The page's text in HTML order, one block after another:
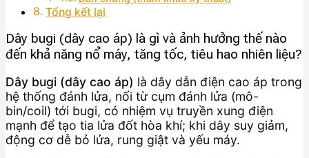
Tổng kết lại
Dây bugi (dây cao áp) là gì và ảnh hưởng thế nào
đến khả năng nổ máy, tăng tốc, tiêu hao nhiên liệu?
Dây bugi (dây cao áp) là dây dẫn điện cao áp trong
hệ thống đánh lửa, nối từ cụm đánh lửa (mô-
bin/coil) tới bugi, có nhiệm vụ truyền xung điện
mạnh để tạo tia lửa đốt hòa khí; khi dây suy giảm,
động cơ dễ bỏ lửa, rung giật và yếu máy.